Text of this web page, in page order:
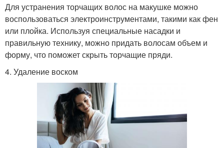
Для устранения торчащих волос на макушке можно
воспользоваться электроинструментами, такими как фен
или плойка. Используя специальные насадки и
правильную технику, можно придать волосам объем и
форму, что поможет скрыть торчащие пряди.
4. Удаление воском